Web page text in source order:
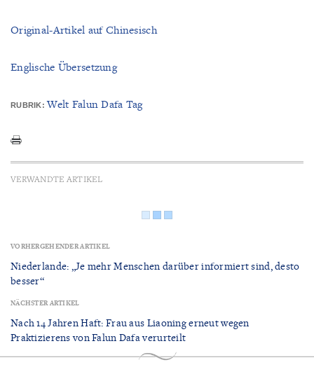
Original-Artikel auf Chinesisch
Englische Übersetzung
RUBRIK:Welt Falun Dafa Tag
VERWANDTE ARTIKEL
VORHERGEHENDER ARTIKEL
Niederlande: „Je mehr Menschen darüber informiert sind, desto
besser“
NÄCHSTER ARTIKEL
Nach 14 Jahren Haft: Frau aus Liaoning erneut wegen
Praktizierens von Falun Dafa verurteilt